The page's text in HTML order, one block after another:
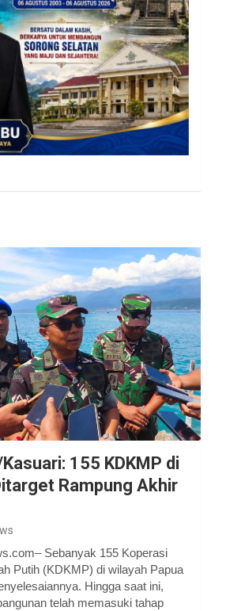
155 KDKMP di
Rampung Akhir
Sebanyak 155 Koperasi
Putih (KDKMP) di wilayah Papua
Hingga saat ini,
telah memasuki tahap